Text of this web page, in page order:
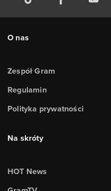
O nas
Zespół Gram
Regulamin
Polityka prywatności
Na skróty
HOT News